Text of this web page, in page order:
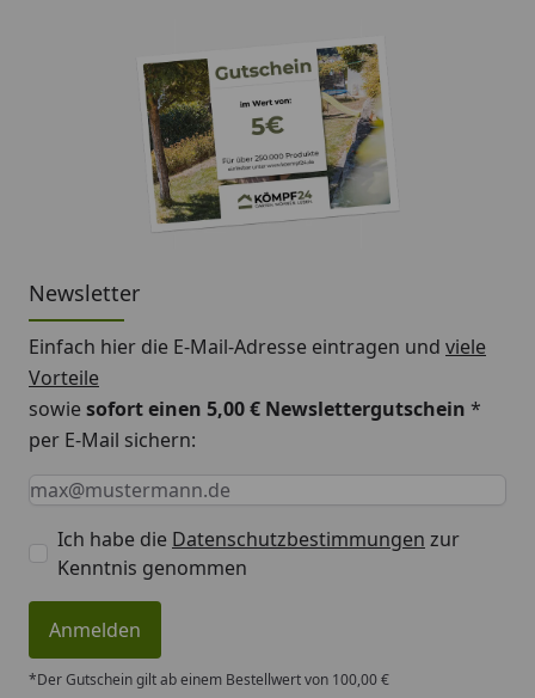
Newsletter
Einfach hier die E-Mail-Adresse eintragen und viele
Vorteile
sowiesofort einen 5,00 € Newslettergutschein *
per E-Mail sichern:
Keine Eingabe erforderlich
Eingabe erforderlich
E-Mail *
Ich habe die Datenschutzbestimmungen zur
Kenntnis genommen
Anmelden
*Der Gutschein gilt ab einem Bestellwert von 100,00 €